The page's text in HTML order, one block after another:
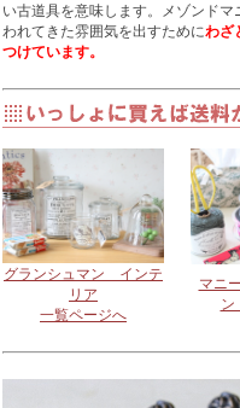
い古道具を意味します。メゾンド
われてきた雰囲気を出すためにわざ
つけています。
グランシュマン インテ
リア
一覧ページへ
マニ